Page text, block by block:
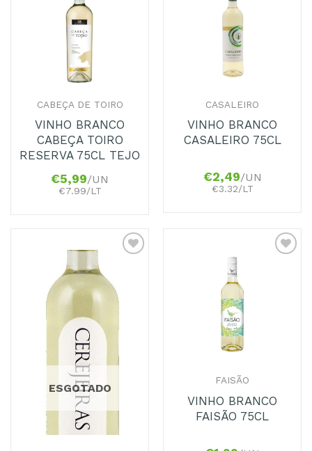
CABEÇA DE TOIRO
VINHO BRANCO
CABEÇA TOIRO
RESERVA 75CL TEJO
€5,99/UN
€7.99/LT
CASALEIRO
VINHO BRANCO
CASALEIRO 75CL
€2,49/UN
€3.32/LT
Adicionar
Favoritos
ESGOTADO
FAISÃO
VINHO BRANCO
FAISÃO 75CL